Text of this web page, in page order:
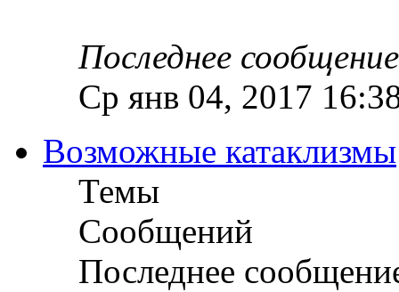
Последнее сообщение
Ср янв 04, 2017
Возможные катаклизмы
Темы
Сообщений
Последнее